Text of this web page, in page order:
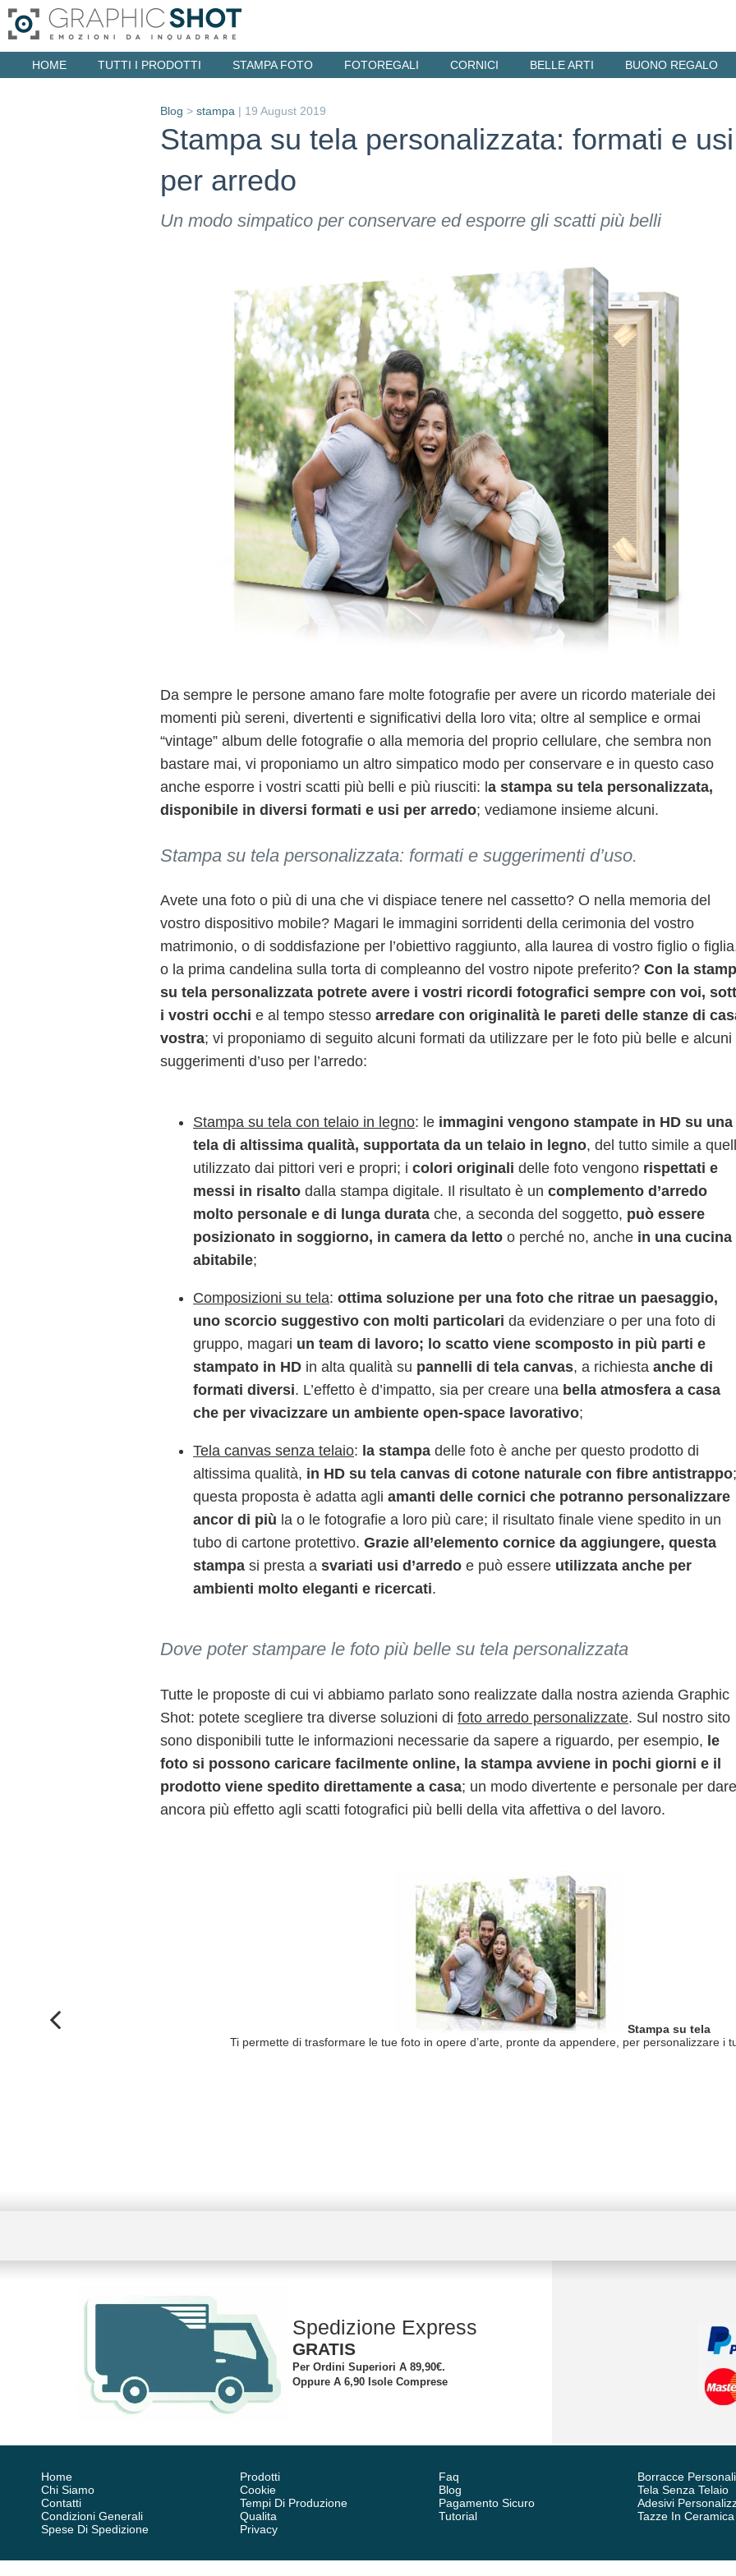
HOME TUTTI I PRODOTTI STAMPA FOTO FOTOREGALI CORNICI BELLE ARTI BUONO REGALO
Blog > stampa | 19 August 2019
Stampa su tela personalizzata: formati e usi
per arredo
Un modo simpatico per conservare ed esporre gli scatti più belli
Da sempre le persone amano fare molte fotografie per avere un ricordo materiale dei
momenti più sereni, divertenti e significativi della loro vita; oltre al semplice e ormai
“vintage” album delle fotografie o alla memoria del proprio cellulare, che sembra non
bastare mai, vi proponiamo un altro simpatico modo per conservare e in questo caso
anche esporre i vostri scatti più belli e più riusciti: l a stampa su tela personalizzata,
disponibile in diversi formati e usi per arredo; vediamone insieme alcuni.
Stampa su tela personalizzata: formati e suggerimenti d’uso.
Avete una foto o più di una che vi dispiace tenere nel cassetto? O nella memoria del
vostro dispositivo mobile? Magari le immagini sorridenti della cerimonia del vostro
matrimonio, o di soddisfazione per l’obiettivo raggiunto, alla laurea di vostro figlio o
o la prima candelina sulla torta di compleanno del vostro nipote preferito? Con la
su tela personalizzata potrete avere i vostri ricordi fotografici sempre con voi,
i vostri occhi e al tempo stesso arredare con originalità le pareti delle stanze di
vostra; vi proponiamo di seguito alcuni formati da utilizzare per le foto più belle e alcuni
suggerimenti d’uso per l’arredo:
Stampa su tela con telaio in legno: le immagini vengono stampate in HD su una
tela di altissima qualità, supportata da un telaio in legno, del tutto simile a
utilizzato dai pittori veri e propri; i colori originali delle foto vengono rispettati e
messi in risalto dalla stampa digitale. Il risultato è un complemento d’arredo
molto personale e di lunga durata che, a seconda del soggetto, può essere
posizionato in soggiorno, in camera da letto o perché no, anche in una cucina
abitabile;
Composizioni su tela: ottima soluzione per una foto che ritrae un paesaggio,
uno scorcio suggestivo con molti particolari da evidenziare o per una foto di
gruppo, magari un team di lavoro; lo scatto viene scomposto in più parti e
stampato in HD in alta qualità su pannelli di tela canvas, a richiesta anche di
formati diversi. L’effetto è d’impatto, sia per creare una bella atmosfera a casa
che per vivacizzare un ambiente open-space lavorativo;
Tela canvas senza telaio: la stampa delle foto è anche per questo prodotto di
altissima qualità, in HD su tela canvas di cotone naturale con fibre antistrappo;
questa proposta è adatta agli amanti delle cornici che potranno personalizzare
ancor di più la o le fotografie a loro più care; il risultato finale viene spedito in un
tubo di cartone protettivo. Grazie all’elemento cornice da aggiungere, questa
stampa si presta a svariati usi d’arredo e può essere utilizzata anche per
ambienti molto eleganti e ricercati.
Dove poter stampare le foto più belle su tela personalizzata
Tutte le proposte di cui vi abbiamo parlato sono realizzate dalla nostra azienda Graphic
Shot: potete scegliere tra diverse soluzioni di foto arredo personalizzate. Sul nostro sito
sono disponibili tutte le informazioni necessarie da sapere a riguardo, per esempio, le
foto si possono caricare facilmente online, la stampa avviene in pochi giorni e il
prodotto viene spedito direttamente a casa; un modo divertente e personale per dare
ancora più effetto agli scatti fotografici più belli della vita affettiva o del lavoro.
Stampa su tela
Ti permette di trasformare le tue foto in opere d’arte, pronte da appendere, per personalizzare i
Spedizione Express
GRATIS
Per Ordini Superiori A 89,90€.
Oppure A 6,90 Isole Comprese
Home Prodotti
Faq
Chi Siamo
Cookie
Blog
Contatti
Tempi Di Produzione
Pagamento Sicuro
Condizioni Generali
Qualita
Tutorial
Spese Di Spedizione
Privacy
Borracce
Tela Senza Telaio
Adesivi
Tazze In